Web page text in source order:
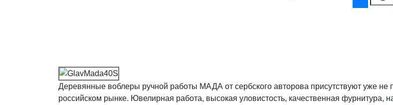
Деревянные воблеры ручной работы MАДА от сербского авторова присутствуют уже не
российском рынке. Ювелирная работа, высокая уловистость, качественная фурнитура,